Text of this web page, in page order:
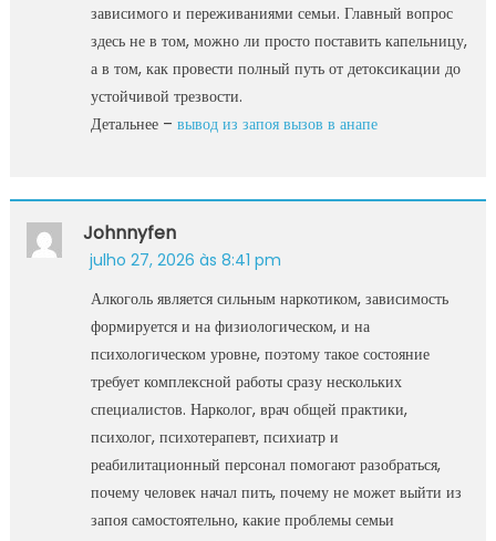
зависимого и переживаниями семьи. Главный вопрос
здесь не в том, можно ли просто поставить капельницу,
а в том, как провести полный путь от детоксикации до
устойчивой трезвости.
Детальнее – вывод из запоя вызов в анапе
Johnnyfen
julho 27, 2026 às 8:41 pm
Алкоголь является сильным наркотиком, зависимость
формируется и на физиологическом, и на
психологическом уровне, поэтому такое состояние
требует комплексной работы сразу нескольких
специалистов. Нарколог, врач общей практики,
психолог, психотерапевт, психиатр и
реабилитационный персонал помогают разобраться,
почему человек начал пить, почему не может выйти из
запоя самостоятельно, какие проблемы семьи